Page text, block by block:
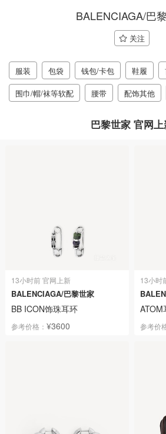
BALENCIAGA/巴
关注
服装 包袋 钱包/卡包 鞋履
围巾/帽/袜等软配
腰带 配饰其他
巴黎世家 官网上
13小时前 官网上新
BALENCIAGA/巴黎世家
BB ICON饰珠耳环
参考价格： ¥3600
13小时
ATOM
参考价